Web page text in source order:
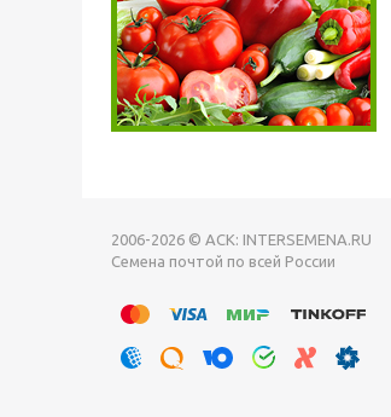
2006-2026 © АСК: INTERSEMENA.RU
Семена почтой по всей России